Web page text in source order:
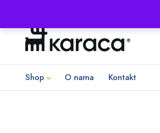
Shop O nama Kontakt